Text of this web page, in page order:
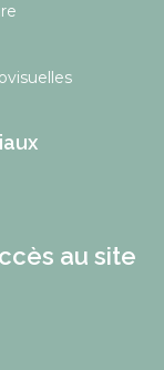
au site